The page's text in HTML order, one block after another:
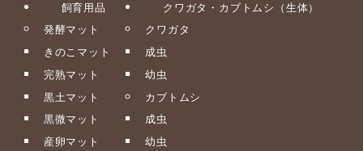
飼育用品
発酵マット
きのこマット
完熟マット
黒土マット
黒微マット
産卵マット
クワガタ・カブトムシ（生体）
クワガタ
成虫
幼虫
カブトムシ
成虫
幼虫